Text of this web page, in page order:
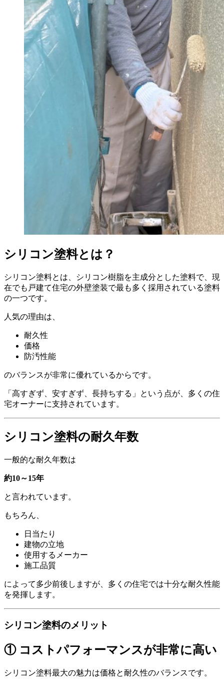
シリコン塗料とは？
シリコン塗料とは、シリコン樹脂を主成分とした塗料で、現
在でも戸建て住宅の外壁塗装で最も多く採用されている塗料
の一つです。
人気の理由は、
耐久性
価格
防汚性能
のバランスが非常に優れているからです。
「高すぎず、安すぎず、長持ちする」という点が、多くの住
宅オーナーに支持されています。
シリコン塗料の耐久年数
一般的な耐久年数は
約10～15年
と言われています。
もちろん、
日当たり
建物の立地
使用するメーカー
施工品質
によって多少前後しますが、多くの住宅では十分な耐久性能
を発揮します。
シリコン塗料のメリット
① コストパフォーマンスが非常に高い
シリコン塗料最大の魅力は価格と耐久性のバランスです。